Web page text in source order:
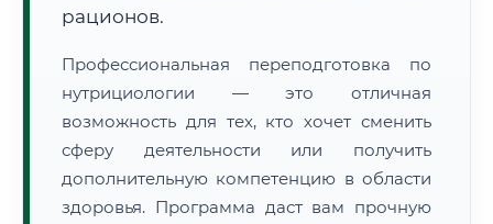
📜 Документы и аккредитация
🔍Нажмите на документ для увеличения и просмотра
рационов.
Профессиональная переподготовка по
нутрициологии — это отличная
возможность для тех, кто хочет сменить
сферу деятельности или получить
дополнительную компетенцию в области
здоровья. Программа даст вам прочную